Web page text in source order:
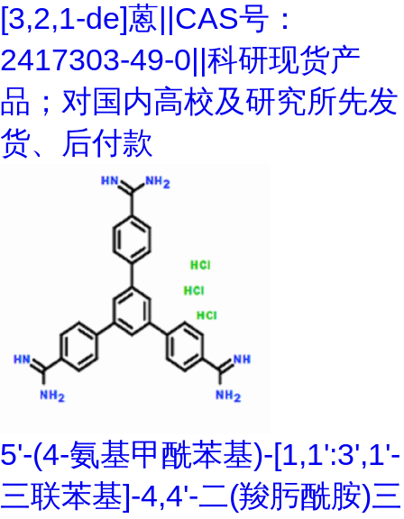
[3,2,1-de]蒽||CAS号：
2417303-49-0||科研现货产
品；对国内高校及研究所先发
货、后付款
5'-(4-氨基甲酰苯基)-[1,1':3',1'-
三联苯基]-4,4'-二(羧肟酰胺)三